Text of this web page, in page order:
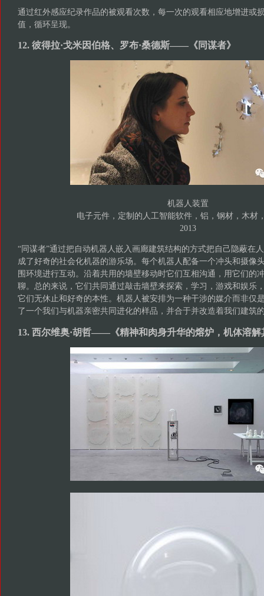
通过红外感应纪录作品的被观看次数，每一次的观看相应地增进或
值，循环呈现。
12. 彼得拉·戈米因伯格、罗布·桑德斯——《同谋者》
机器人装置
电子元件，定制的人工智能软件，铝，钢材，木材
2013
“同谋者”通过把自动机器人嵌入画廊建筑结构的方式把自己隐蔽在
成了好奇的社会化机器的游乐场。每个机器人配备一个冲头和摄像
围环境进行互动。沿着共用的墙壁移动时它们互相沟通，用它们的
聊。总的来说，它们共同通过敲击墙壁来探索，学习，游戏和娱乐
它们无休止和好奇的本性。机器人被安排为一种干涉的媒介而非仅
了一个我们与机器亲密共同进化的样品，并合于并改造着我们建筑
13. 西尔维奥·胡哲——《精神和肉身升华的熔炉，机体溶解